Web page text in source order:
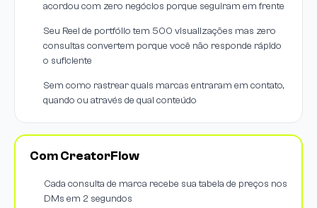
acordou com zero negócios porque seguiram em frente
Seu Reel de portfólio tem 500 visualizações mas zero
consultas convertem porque você não responde rápido
o suficiente
Sem como rastrear quais marcas entraram em contato,
quando ou através de qual conteúdo
Com CreatorFlow
Cada consulta de marca recebe sua tabela de preços nos
DMs em 2 segundos